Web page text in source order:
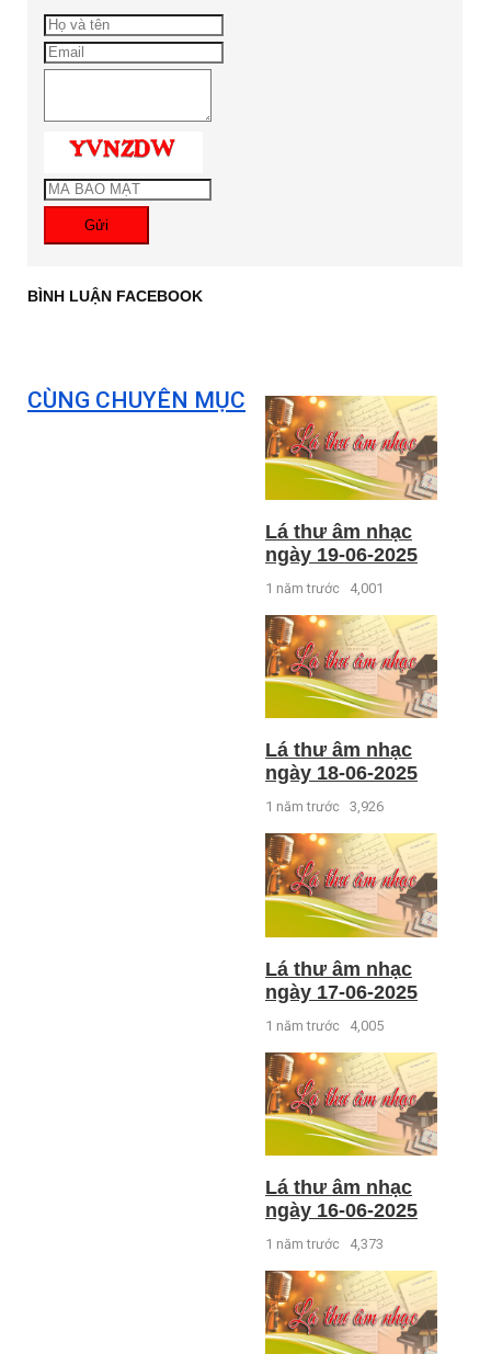
Gửi
BÌNH LUẬN FACEBOOK
CÙNG CHUYÊN MỤC
Lá thư âm nhạc
ngày 19-06-2025
1 năm trước 4,001
Lá thư âm nhạc
ngày 18-06-2025
1 năm trước 3,926
Lá thư âm nhạc
ngày 17-06-2025
1 năm trước 4,005
Lá thư âm nhạc
ngày 16-06-2025
1 năm trước 4,373